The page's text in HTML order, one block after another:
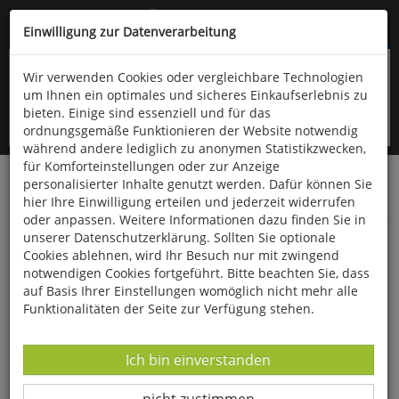
Kompletten Head der Seite überspringen
oder (06766) 9323-960
Startseite Technik & Freizeit
Spiel & Spaß
Gesellschaftsspiele
Fressen Igel Schokoriegel?
Einwilligung zur Datenverarbeitung
Wir verwenden Cookies oder vergleichbare Technologien
um Ihnen ein optimales und sicheres Einkaufserlebnis zu
bieten. Einige sind essenziell und für das
ordnungsgemäße Funktionieren der Website notwendig
während andere lediglich zu anonymen Statistikzwecken,
für Komforteinstellungen oder zur Anzeige
personalisierter Inhalte genutzt werden. Dafür können Sie
hier Ihre Einwilligung erteilen und jederzeit widerrufen
oder anpassen. Weitere Informationen dazu finden Sie in
unserer Datenschutzerklärung. Sollten Sie optionale
Cookies ablehnen, wird Ihr Besuch nur mit zwingend
notwendigen Cookies fortgeführt. Bitte beachten Sie, dass
auf Basis Ihrer Einstellungen womöglich nicht mehr alle
Funktionalitäten der Seite zur Verfügung stehen.
Datenverarbeitung -
Ich bin einverstanden